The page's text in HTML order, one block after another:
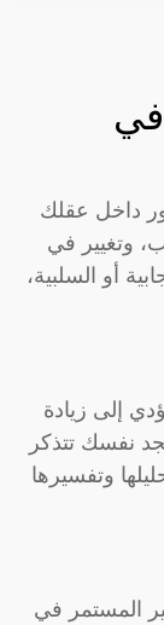
في
داخل عقلك
وتغيير في
أو السلبية،
إلى زيادة
نفسك تتذكر
وتفسيرها
المستمر في